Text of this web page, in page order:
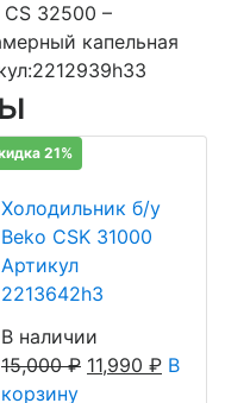
32500 –
капельная
21%
Холодильник б/у
Beko CSK 31000
Артикул
2213642h3
В наличии
15,000₽ 11,990 ₽ В
корзину